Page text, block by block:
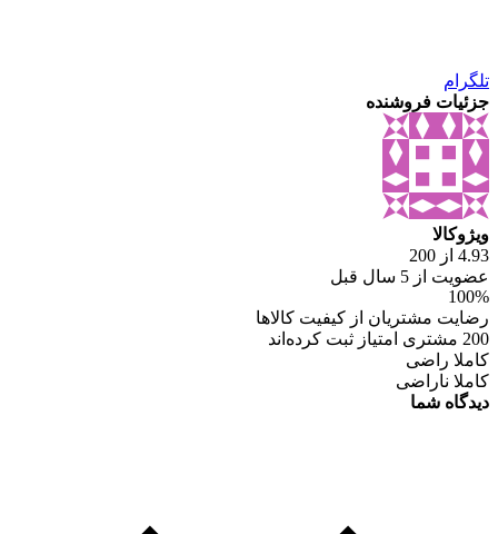
تلگرام
جزئیات فروشنده
ویژوکالا
4.93 از 200
عضویت از 5 سال قبل
100%
رضایت مشتریان از کیفیت کالاها
200 مشتری امتیاز ثبت کرده‌اند
کاملا راضی
کاملا ناراضی
دیدگاه شما